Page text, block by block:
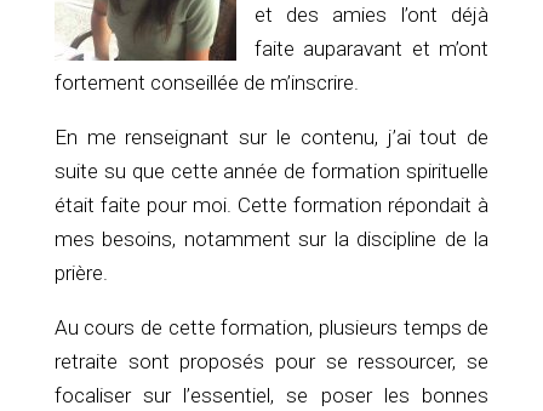
et des amies l’ont déjà
faite auparavant et m’ont
fortement conseillée de m’inscrire.
En me renseignant sur le contenu, j’ai tout de
suite su que cette année de formation spirituelle
était faite pour moi. Cette formation répondait à
mes besoins, notamment sur la discipline de la
prière.
Au cours de cette formation, plusieurs temps de
retraite sont proposés pour se ressourcer, se
focaliser sur l’essentiel, se poser les bonnes